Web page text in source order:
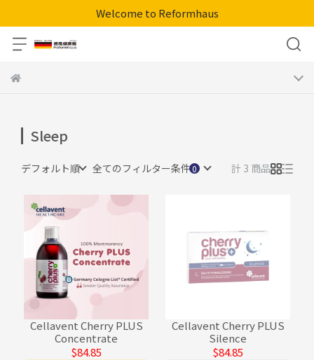
Welcome to Reformhaus
Sleep
デフォルト順 全てのフィルター条件 計 3 商品
Cellavent Cherry PLUS
Concentrate
$84.85
Cellavent Cherry PLUS
Silence
$84.85